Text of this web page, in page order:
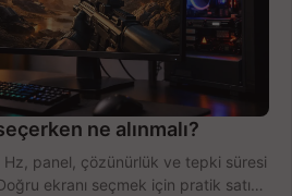
ne alınmalı?
Hz, panel, çözünürlük ve tepki süresi
ekranı seçmek için pratik satın